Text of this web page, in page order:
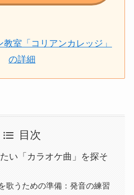
室「コリアンカレッジ」
の詳細
目次
い「カラオケ曲」を探そ
歌うための準備：発音の練習